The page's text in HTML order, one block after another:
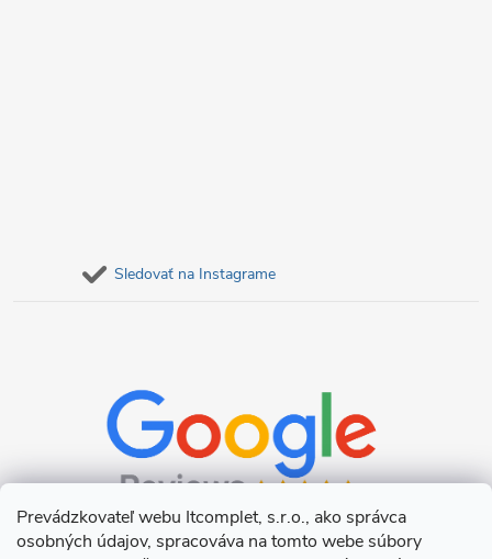
Prevádzkovateľ webu Itcomplet, s.r.o., ako správca
osobných údajov, spracováva na tomto webe súbory
Sledovať na Instagrame